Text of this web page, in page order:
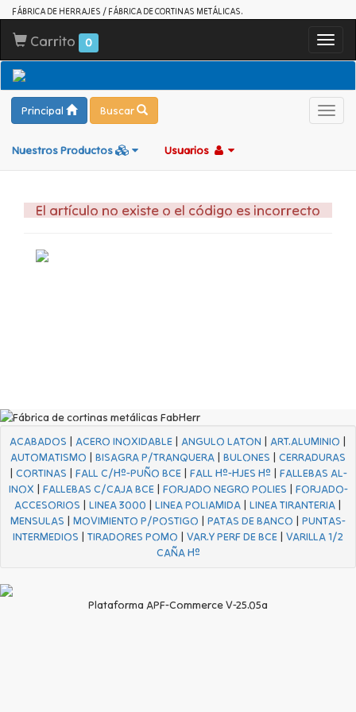
FÁBRICA DE HERRAJES / FÁBRICA DE CORTINAS METÁLICAS.
Carrito 0
Principal Buscar
Nuestros Productos Usuarios
El artículo no existe o el código es incorrecto
ACABADOS | ACERO INOXIDABLE | ANGULO LATON | ART.ALUMINIO |
AUTOMATISMO | BISAGRA P/TRANQUERA | BULONES | CERRADURAS
| CORTINAS | FALL C/Hº-PUÑO BCE| FALL Hº-HJES Hº | FALLEBAS AL-
INOX | FALLEBAS C/CAJA BCE| FORJADO NEGRO POLIES | FORJADO-
ACCESORIOS | LINEA 3000 | LINEA POLIAMIDA | LINEA TIRANTERIA |
MENSULAS | MOVIMIENTO P/POSTIGO | PATAS DE BANCO | PUNTAS-
INTERMEDIOS | TIRADORES POMO | VAR.Y PERF DE BCE | VARILLA 1/2
CAÑA Hº
Plataforma APF-Commerce V-25.05a